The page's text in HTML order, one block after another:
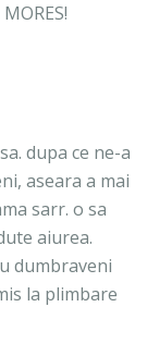
dupa ce ne-a
aseara a mai
sarr. o sa
aiurea.
dumbraveni
la plimbare